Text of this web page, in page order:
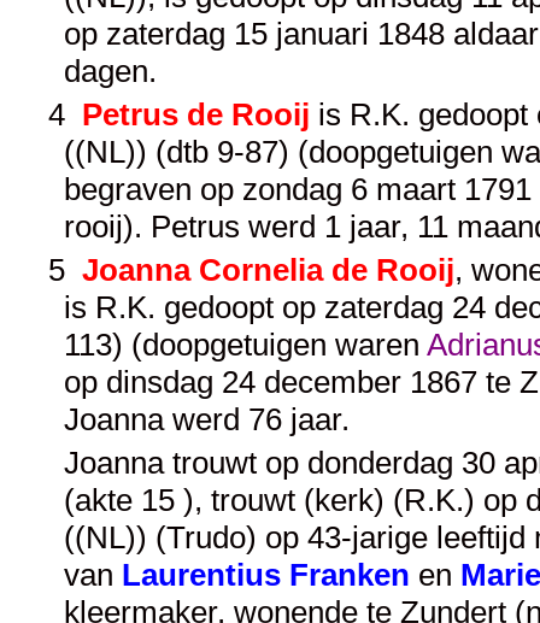
op zaterdag 15 januari 1848
dagen.
4 Petrus de Rooij is R.K.
((NL)) (dtb 9-87) (doopgetuigen
begraven op zondag 6 maart
rooij). Petrus werd 1 jaar, 11
5 Joanna Cornelia de Rooij,
is R.K. gedoopt op zaterdag 24
113) (doopgetuigen waren
op dinsdag 24 december 1867 te
Joanna werd 76 jaar.
Joanna trouwt op donderdag 30
(akte 15 ), trouwt (kerk) (R.K.) op
((NL)) (Trudo) op 43-jarige
van Laurentius Franken en
kleermaker, wonende te Zundert